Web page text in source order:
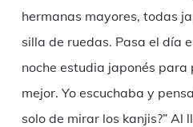
hermanas mayores, todas
silla de ruedas. Pasa el día
noche estudia japonés para
mejor. Yo escuchaba y
solo de mirar los kanjis?” Al